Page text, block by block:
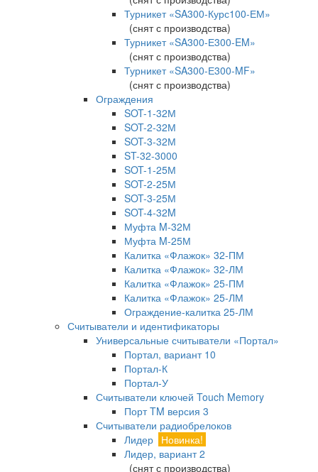
Турникет «SA300-Курс100-ЕМ»
(снят с производства)
Турникет «SA300-Е300-EM»
(снят с производства)
Турникет «SA300-Е300-MF»
(снят с производства)
Ограждения
SOT-1-32М
SOT-2-32М
SOT-3-32М
ST-32-3000
SOT-1-25М
SOT-2-25М
SOT-3-25М
SOT-4-32M
Муфта M-32М
Муфта M-25М
Калитка «Флажок» 32-ПМ
Калитка «Флажок» 32-ЛМ
Калитка «Флажок» 25-ПМ
Калитка «Флажок» 25-ЛМ
Ограждение-калитка 25-ЛМ
Считыватели и идентификаторы
Универсальные считыватели «Портал»
Портал, вариант 10
Портал-К
Портал-У
Считыватели ключей Touch Memory
Порт TM версия 3
Считыватели радиобрелоков
Лидер Новинка!
Лидер, вариант 2
(снят с производства)